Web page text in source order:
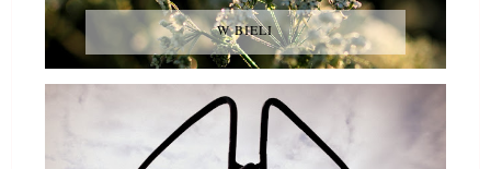
W BIELI